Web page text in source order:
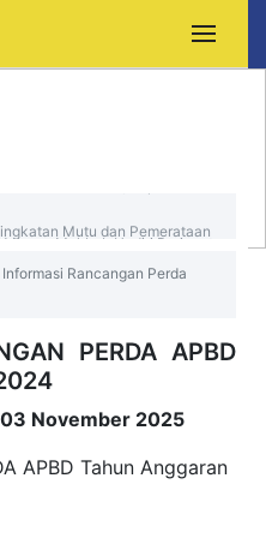
Mahbub Hadiri Peringatan
Bungku Timur
Informasi Rancangan Perda
PERDA APBD
November 2025
APBD Tahun Anggaran